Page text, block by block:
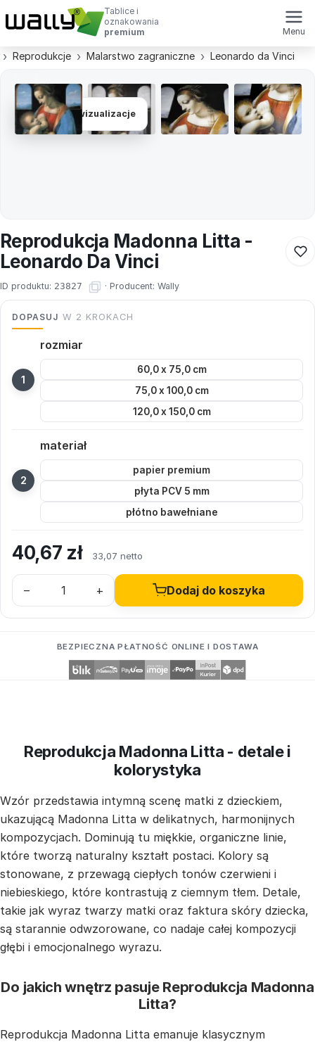
Tablice i
oznakowania
premium
Menu
Reprodukcje Malarstwo zagraniczne Leonardo da Vinci
Zobacz wizualizacje
Reprodukcja Madonna Litta -
Leonardo Da Vinci
ID produktu: 23827 · Producent: Wally
DOPASUJ W 2 KROKACH
rozmiar
60,0 x 75,0 cm
75,0 x 100,0 cm
120,0 x 150,0 cm
materiał
papier premium
płyta PCV 5 mm
płótno bawełniane
40,67 zł 33,07 netto
– + Dodaj do koszyka
BEZPIECZNA PŁATNOŚĆ ONLINE I DOSTAWA
Reprodukcja Madonna Litta - detale i
kolorystyka
Wzór przedstawia intymną scenę matki z dzieckiem,
ukazującą Madonna Litta w delikatnych, harmonijnych
kompozycjach. Dominują tu miękkie, organiczne linie,
które tworzą naturalny kształt postaci. Kolory są
stonowane, z przewagą ciepłych tonów czerwieni i
niebieskiego, które kontrastują z ciemnym tłem. Detale,
takie jak wyraz twarzy matki oraz faktura skóry dziecka,
są starannie odwzorowane, co nadaje całej kompozycji
głębi i emocjonalnego wyrazu.
Do jakich wnętrz pasuje Reprodukcja Madonna
Litta?
Reprodukcja Madonna Litta emanuje klasycznym